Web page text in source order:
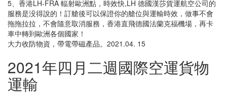
5、香港LH-FRA 輻射歐洲點，時效快,LH 德國漢莎貨運航空公司的
服務是没得說的！訂艙後可以保證你的艙位與運輸時效，做事不會
拖拖拉拉，不會隨意取消服務，香港直飛德國法蘭克福機場，再卡
車中轉到歐洲各個國家！
大力收防物資，帶電帶磁產品。2021.04. 15
2021年四月二週國際空運貨物
運輸